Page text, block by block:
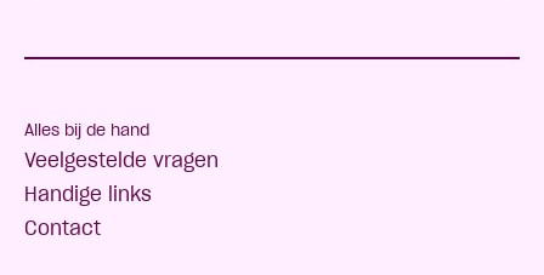
Alles bij de hand
Veelgestelde vragen
Handige links
Contact